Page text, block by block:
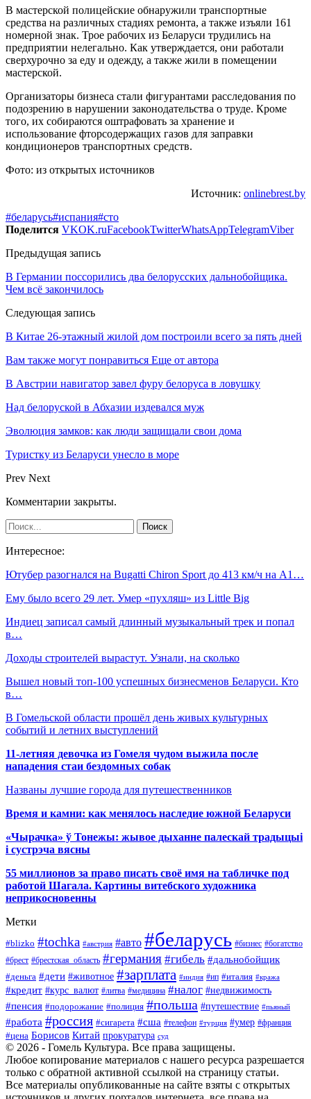
В мастерской полицейские обнаружили транспортные
средства на различных стадиях ремонта, а также изъяли 161
номерной знак. Трое рабочих из Беларуси трудились на
предприятии нелегально. Как утверждается, они работали
сверхурочно за еду и одежду, а также жили в помещении
мастерской.
Организаторы бизнеса стали фигурантами расследования по
подозрению в нарушении законодательства о труде. Кроме
того, их собираются оштрафовать за хранение и
использование фторсодержащих газов для заправки
кондиционеров транспортных средств.
Фото: из открытых источников
Источник: onlinebrest.by
#беларусь#испания#сто
Поделится VKOK.ruFacebookTwitterWhatsAppTelegramViber
Предыдущая запись
В Германии поссорились два белорусских дальнобойщика.
Чем всё закончилось
Следующая запись
В Китае 26-этажный жилой дом построили всего за пять дней
Вам также могут понравиться Еще от автора
В Австрии навигатор завел фуру белоруса в ловушку
Над белоруской в Абхазии издевался муж
Эволюция замков: как люди защищали свои дома
Туристку из Беларуси унесло в море
Prev Next
Комментарии закрыты.
Интересное:
Ютубер разогнался на Bugatti Chiron Sport до 413 км/ч на А1…
Ему было всего 29 лет. Умер «пухляш» из Little Big
Индиец записал самый длинный музыкальный трек и попал
в…
Доходы строителей вырастут. Узнали, на сколько
Вышел новый топ-100 успешных бизнесменов Беларуси. Кто
в…
В Гомельской области прошёл день живых культурных
событий и летних выступлений
11-летняя девочка из Гомеля чудом выжила после
нападения стаи бездомных собак
Названы лучшие города для путешественников
Время и камни: как менялось наследие южной Беларуси
«Чырачка» ў Тонежы: жывое дыханне палескай традыцыі
і сустрэча вясны
55 миллионов за право писать своё имя на табличке под
работой Шагала. Картины витебского художника
неприкосновенны
Метки
#blizko #tochka #австрия #авто #беларусь #бизнес #богатство
#брест #брестская_область #германия #гибель #дальнобойщик
#деньга #дети #животное #зарплата #индия #ип #италия #кража
#кредит #курс_валют #литва #медицина #налог #недвижимость
#пенсия #подорожание #полиция #польша #путешествие #пьяный
#работа #россия #сигарета #сша #телефон #турция #умер #франция
#цена Борисов Китай прокуратура суд
© 2026 - Гомель Культура. Все права защищены.
Любое копирование материалов с нашего ресурса разрешается
только с обратной активной ссылкой на страницу статьи.
Все материалы опубликованные на сайте взяты с открытых